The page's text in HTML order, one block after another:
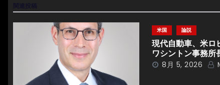
ナ
米国 論説
現代自動車、米
ワシントン事務所
8月 5, 2026